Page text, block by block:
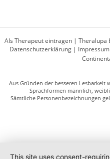
Als Therapeut eintragen | Theralupa
Datenschutzerklärung| Impressum
Aus Gründen der besseren
Sprachformen männlich,
Sämtliche Personenbezeichnungen
This site uses consent-